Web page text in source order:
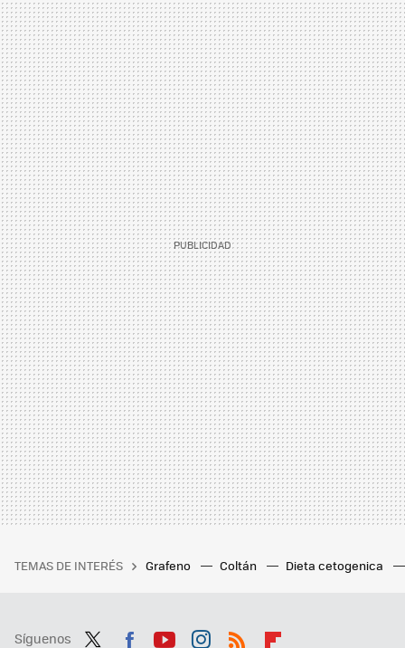
TEMAS DE INTERÉS Grafeno Coltán Dieta cetogenica
Síguenos